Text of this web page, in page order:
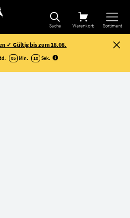
Suche Warenkorb Sortiment
✓ Gültig bis zum 18.08.
05 Min. 09 Sek.